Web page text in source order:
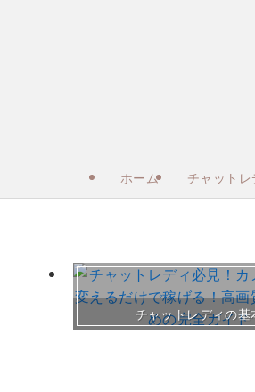
ホーム チャット
チャットレディの基